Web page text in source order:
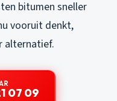
bitumen sneller
vooruit denkt,
alternatief.
07 09